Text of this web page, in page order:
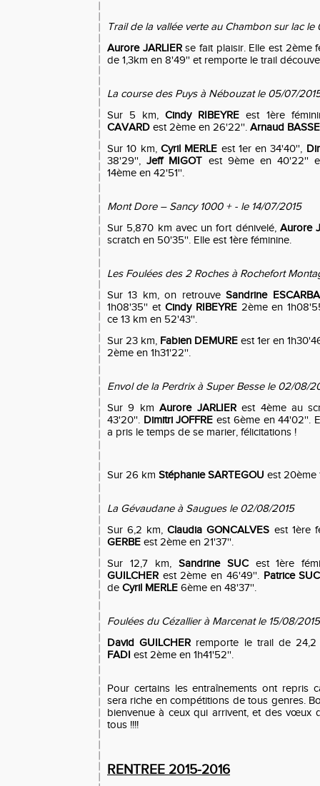
Trail de la vallée verte au Chambon sur lac le
Aurore JARLIERse fait plaisir. Elle est 2ème
de 1,3km en 8'49'' et remporte le trail
La course des Puys à Nébouzat le 05/07/
Sur 5 km,Cindy RIBEYRE est 1ère
CAVARD est 2ème en 26'22''. Arnaud
Sur 10 km, Cyril MERLE est 1er en 34'40'',
38'29'',Jeff MIGOT est 9ème en 40'22''
14ème en 42'51''.
Mont Dore – Sancy 1000 + - le 14/07/2015
Sur 5,870 km avec un fort dénivelé,Aurore
scratch en 50'35''. Elle est 1ère féminine.
Les Foulées des 2 Roches à Rochefort
Sur 13 km, on retrouveSandrine
1h08'35'' et Cindy RIBEYRE2ème en
ce 13 km en 52'43''.
Sur 23 km, Fabien DEMURE est 1er en
2ème en 1h31'22''.
Envol de la Perdrix à Super Besse le 02/08/
Sur 9 kmAurore JARLIERest 4ème au
43'20''. Dimitri JOFFRE est 6ème en 44'02''.
a pris le temps de se marier, félicitations !
Sur 26 km Stéphanie SARTEGOU est 20ème
La Gévaudane à Saugues le 02/08/2015
Sur 6,2 km,Claudia GONCALVES est 1ère
GERBE est 2ème en 21'37''.
Sur 12,7 km, Sandrine SUCest 1ère
GUILCHER est 2ème en 46'49''. Patrice
de Cyril MERLE 6ème en 48'37''.
Foulées du Cézallier à Marcenat le 15/08/2015
David GUILCHER remporte le trail de
FADI est 2ème en 1h41'52''.
Pour certains les entraînements ont repris
sera riche en compétitions de tous genres.
bienvenue à ceux qui arrivent, et des vœux
tous !!!!
RENTREE 2015-2016